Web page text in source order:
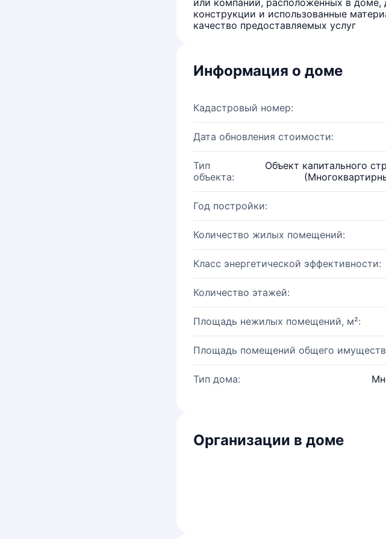
или компаний, расположенных в доме,
конструкции и использованные
качество предоставляемых услуг
Информация о доме
Кадастровый номер:
Дата обновления стоимости:
Тип
объекта:
Объект капитального
Год постройки:
Количество жилых помещений:
Класс энергетической эффективности:
Количество этажей:
Площадь нежилых помещений, м²:
Площадь помещений общего
Тип дома:
Организации в доме